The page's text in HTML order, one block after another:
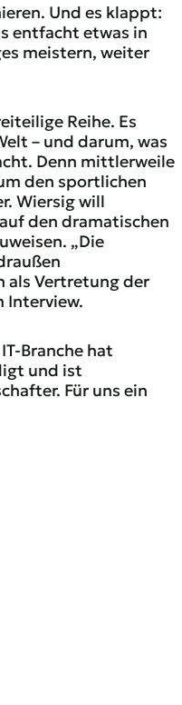
Und es klappt:
entfacht etwas in
meistern, weiter
Reihe. Es
– und darum, was
Denn mittlerweile
den sportlichen
Wiersig will
den dramatischen
„Die
als Vertretung der
Interview.
Branche hat
und ist
Für uns ein